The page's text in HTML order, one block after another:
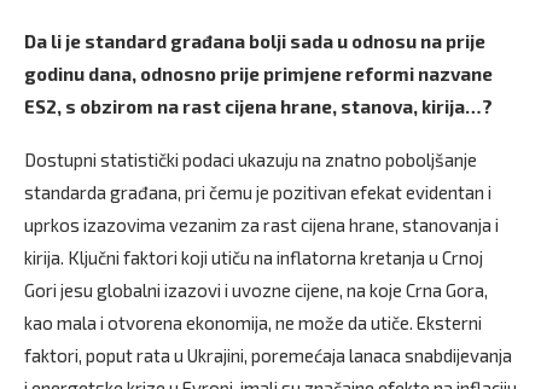
Da li je standard građana bolji sada u odnosu na prije
godinu dana, odnosno prije primjene reformi nazvane
ES2, s obzirom na rast cijena hrane, stanova, kirija…?
Dostupni statistički podaci ukazuju na znatno poboljšanje
standarda građana, pri čemu je pozitivan efekat evidentan i
uprkos izazovima vezanim za rast cijena hrane, stanovanja i
kirija. Ključni faktori koji utiču na inflatorna kretanja u Crnoj
Gori jesu globalni izazovi i uvozne cijene, na koje Crna Gora,
kao mala i otvorena ekonomija, ne može da utiče. Eksterni
faktori, poput rata u Ukrajini, poremećaja lanaca snabdijevanja